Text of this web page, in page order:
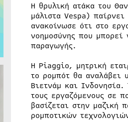
Η θρυλική ατάκα του
μάλιστα Vespa)
ανακοίνωσε ότι στο
νοημοσύνης που μπορεί
παραγωγής.
Η Piaggio, μητρική
το ρομπότ θα αναλάβει
Βιετνάμ και
τους εργαζόμενους σε
βασίζεται στην μαζική
ρομποτικών